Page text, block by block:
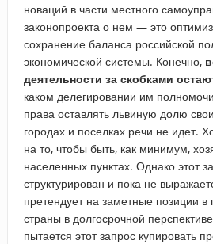
новаций в части местного
законопроекта о нем — это
сохранение баланса российской
экономической системы. Конечно,
деятельности за скобками
каком делегировании им
права оставлять львиную долю
городах и поселках речи не идет.
на то, чтобы быть, как минимум,
населенных пунктах. Однако этот
структурирован и пока не
претендует на заметные позиции в
страны в долгосрочной
пытается этот запрос купировать